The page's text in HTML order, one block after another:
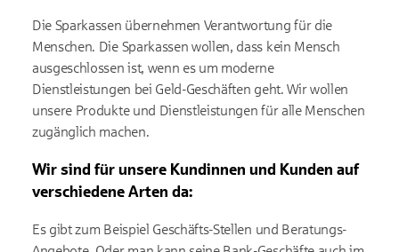
Die Sparkassen übernehmen Verantwortung für die
Menschen. Die Sparkassen wollen, dass kein Mensch
ausgeschlossen ist, wenn es um moderne
Dienstleistungen bei Geld-Geschäften geht. Wir wollen
unsere Produkte und Dienstleistungen für alle Menschen
zugänglich machen.
Wir sind für unsere Kundinnen und Kunden auf
verschiedene Arten da:
Es gibt zum Beispiel Geschäfts-Stellen und Beratungs-